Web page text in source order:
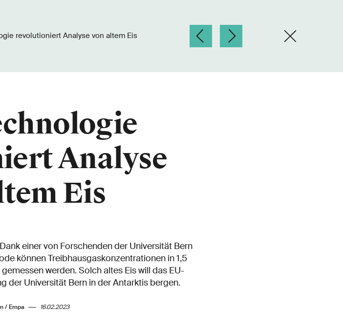
revolutioniert Analyse von altem Eis
Analyse
Eis
einer von Forschenden der Universität Bern
können Treibhausgaskonzentrationen in 1,5
werden. Solch altes Eis will das EU-
der Universität Bern in der Antarktis bergen.
/ Empa 16.02.2023